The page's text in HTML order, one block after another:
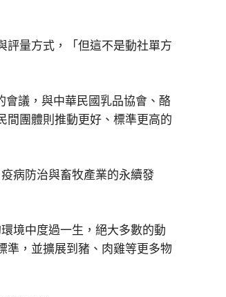
評量方式，「但這不是動社單方
議，與中華民國乳品協會、酪
間團體則推動更好、標準更高的
病防治與畜牧產業的永續發
境中度過一生，絕大多數的動
準，並擴展到豬、肉雞等更多物